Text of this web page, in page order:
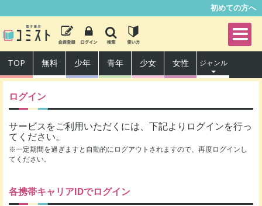
初めての方へ
TOP 無料 少年 青年 少女 女性 ジャンル
ログイン
サービスをご利用いただくには、下記よりログインを行っ
てください。
※一定期間を過ぎますと自動的にログアウトされますので、再度ログインし
てください。
各携帯キャリアIDでログイン